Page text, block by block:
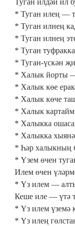
* Туган илең —
* Туган илнең
* Туган илнең
* Туган
* Туган-үскән
* Халык йорты
* Халык көе
* Халык көче
* Халык
* Халыкка
* Халыкка
* Һәр халыкның
* Үзем өчен
Илем өчен
* Үз илем —
Кеше иле — үтә
* Үз илем үземә
* Үз илең